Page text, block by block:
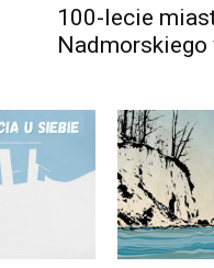
100-lecie
Nadmorskiego